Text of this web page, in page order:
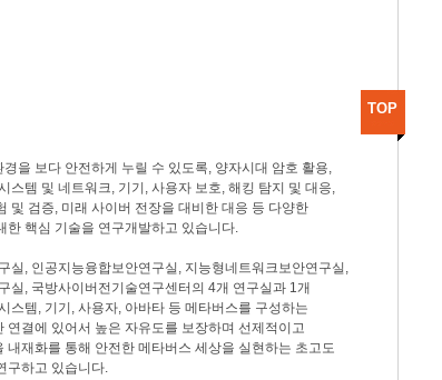
을 보다 안전하게 누릴 수 있도록, 양자시대 암호 활용,
스템 및 네트워크, 기기, 사용자 보호, 해킹 탐지 및 대응,
및 검증, 미래 사이버 전장을 대비한 대응 등 다양한
한 핵심 기술을 연구개발하고 있습니다.
실, 인공지능융합보안연구실, 지능형네트워크보안연구실,
실, 국방사이버전기술연구센터의 4개 연구실과 1개
스템, 기기, 사용자, 아바타 등 메타버스를 구성하는
연결에 있어서 높은 자유도를 보장하며 선제적이고
내재화를 통해 안전한 메타버스 세상을 실현하는 초고도
구하고 있습니다.
TOP